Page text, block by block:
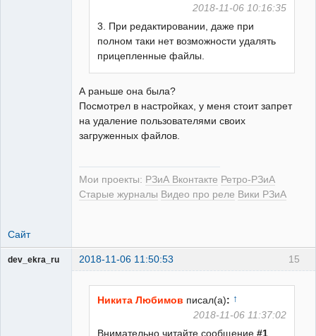
2018-11-06 10:16:35
3. При редактировании, даже при
полном таки нет возможности удалять
прицепленные файлы.
А раньше она была?
Посмотрел в настройках, у меня стоит запрет
на удаление пользователями своих
загруженных файлов.
Мои проекты: РЗиА Вконтакте Ретро-РЗиА
Старые журналы Видео про реле Вики РЗиА
Сайт
15
dev_ekra_ru 2018-11-06 11:50:53
Никита Любимов писал(а): ↑
2018-11-06 11:37:02
Внимательно читайте сообщение#1